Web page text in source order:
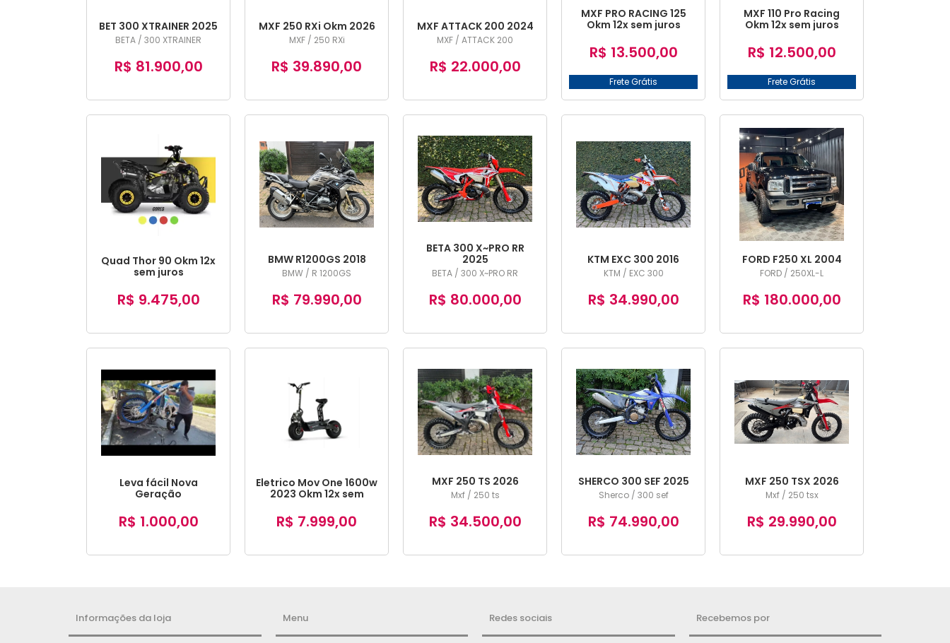
BET 300 XTRAINER 2025
BETA / 300 XTRAINER
R$ 81.900,00
MXF 250 RXi Okm 2026
MXF / 250 RXi
R$ 39.890,00
MXF ATTACK 200 2024
MXF / ATTACK 200
R$ 22.000,00
MXF PRO RACING 125
Okm 12x sem juros
R$ 13.500,00
Frete Grátis
MXF 110 Pro Racing
Okm 12x sem juros
R$ 12.500,00
Frete Grátis
Quad Thor 90 Okm 12x
sem juros
R$ 9.475,00
BMW R1200GS 2018
BMW / R 1200GS
R$ 79.990,00
BETA 300 X~PRO RR
2025
BETA / 300 X~PRO RR
R$ 80.000,00
KTM EXC 300 2016
KTM / EXC 300
R$ 34.990,00
FORD F250 XL 2004
FORD / 250XL-L
R$ 180.000,00
Leva fácil Nova
Geração
R$ 1.000,00
Eletrico Mov One 1600w
2023 Okm 12x sem
R$ 7.999,00
MXF 250 TS 2026
Mxf / 250 ts
R$ 34.500,00
SHERCO 300 SEF 2025
Sherco / 300 sef
R$ 74.990,00
MXF 250 TSX 2026
Mxf / 250 tsx
R$ 29.990,00
Informações da loja Menu Redes sociais Recebemos por